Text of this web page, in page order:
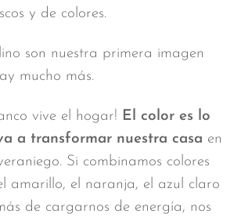
y de colores.
son nuestra primera imagen
mucho más.
vive el hogar! El color es lo
a transformar nuestra casa en
Si combinamos colores
amarillo, el naranja, el azul claro
de cargarnos de energía, nos